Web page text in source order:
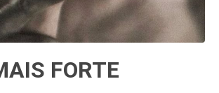
FORTE